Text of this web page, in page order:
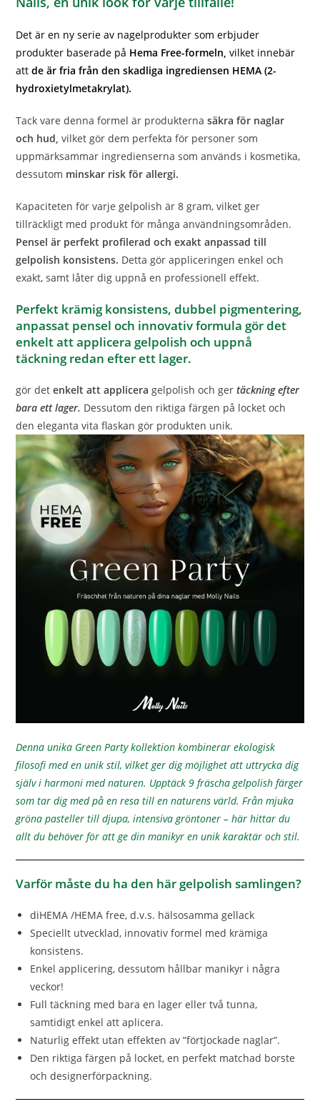
Det är en ny serie av nagelprodukter som erbjuder
produkter baserade på Hema Free-formeln,vilket innebär
attde är fria från den skadliga ingrediensen HEMA (2-
hydroxietylmetakrylat).
Tack vare denna formel är produkternasäkra för naglar
och hud, vilket gör dem perfekta för personer som
uppmärksammar ingredienserna som används i kosmetika,
dessutom minskar risk för allergi.
Kapaciteten för varje gelpolish är 8 gram, vilket ger
tillräckligt med produkt för många användningsområden.
Pensel är perfekt profilerad och exakt anpassad till
gelpolish konsistens. Detta gör appliceringen enkel och
exakt, samt låter dig uppnå en professionell effekt.
Perfekt krämig konsistens, dubbel pigmentering,
anpassat pensel och innovativ formula gör det
enkelt att applicera gelpolish och uppnå
täckning redan efter ett lager.
gör detenkelt att applicera gelpolish och gertäckning efter
bara ett lager. Dessutom den riktiga färgen på locket och
den eleganta vita flaskan gör produkten unik.
Denna unika Green Party kollektion kombinerar ekologisk
filosofi med en unik stil, vilket ger dig möjlighet att uttrycka dig
själv i harmoni med naturen. Upptäck 9 fräscha gelpolish färger
som tar dig med på en resa till en naturens värld. Från mjuka
gröna pasteller till djupa, intensiva gröntoner – här hittar du
allt du behöver för att ge din manikyr en unik karaktär och stil.
Varför måste du ha den här gelpolish samlingen?
diHEMA /HEMA free, d.v.s. hälsosamma gellack
Speciellt utvecklad, innovativ formel med krämiga
konsistens.
Enkel applicering, dessutom hållbar manikyr i några
veckor!
Full täckning med bara en lager eller två tunna,
samtidigt enkel att aplicera.
Naturlig effekt utan effekten av ”förtjockade naglar”.
Den riktiga färgen på locket, en perfekt matchad borste
och designerförpackning.